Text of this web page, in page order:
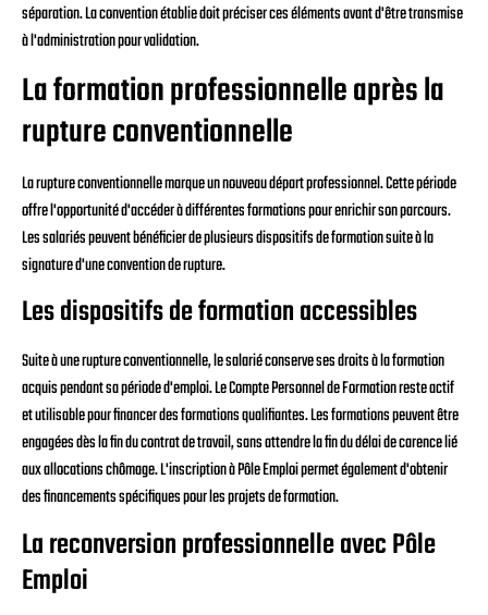
séparation. La convention établie doit préciser ces éléments avant d'être transmise
à l'administration pour validation.
La formation professionnelle après la
rupture conventionnelle
La rupture conventionnelle marque un nouveau départ professionnel. Cette période
offre l'opportunité d'accéder à différentes formations pour enrichir son parcours.
Les salariés peuvent bénéficier de plusieurs dispositifs de formation suite à la
signature d'une convention de rupture.
Les dispositifs de formation accessibles
Suite à une rupture conventionnelle, le salarié conserve ses droits à la formation
acquis pendant sa période d'emploi. Le Compte Personnel de Formation reste actif
et utilisable pour financer des formations qualifiantes. Les formations peuvent être
engagées dès la fin du contrat de travail, sans attendre la fin du délai de carence lié
aux allocations chômage. L'inscription à Pôle Emploi permet également d'obtenir
des financements spécifiques pour les projets de formation.
La reconversion professionnelle avec Pôle
Emploi